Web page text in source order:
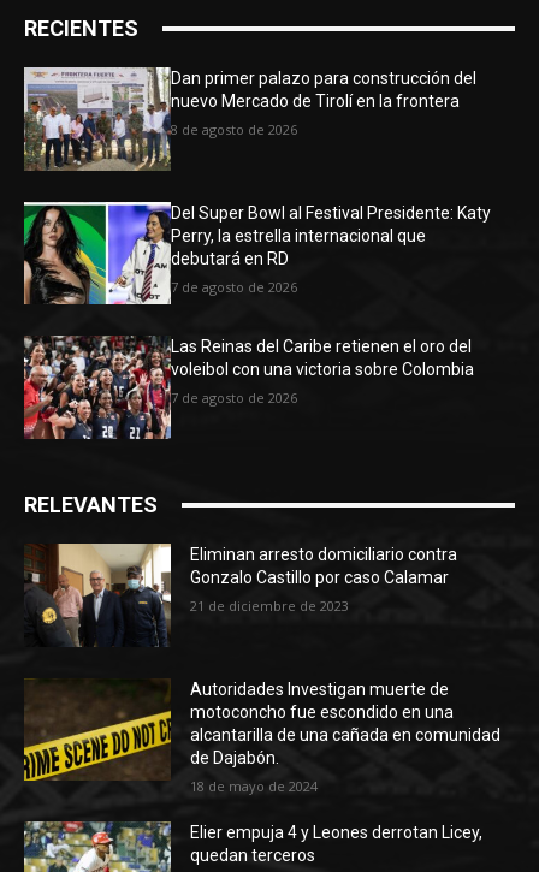
RECIENTES
Dan primer palazo para construcción del
nuevo Mercado de Tirolí en la frontera
8 de agosto de 2026
Del Super Bowl al Festival Presidente: Katy
Perry, la estrella internacional que
debutará en RD
7 de agosto de 2026
Las Reinas del Caribe retienen el oro del
voleibol con una victoria sobre Colombia
7 de agosto de 2026
RELEVANTES
Eliminan arresto domiciliario contra
Gonzalo Castillo por caso Calamar
21 de diciembre de 2023
Autoridades Investigan muerte de
motoconcho fue escondido en una
alcantarilla de una cañada en comunidad
de Dajabón.
18 de mayo de 2024
Elier empuja 4 y Leones derrotan Licey,
quedan terceros